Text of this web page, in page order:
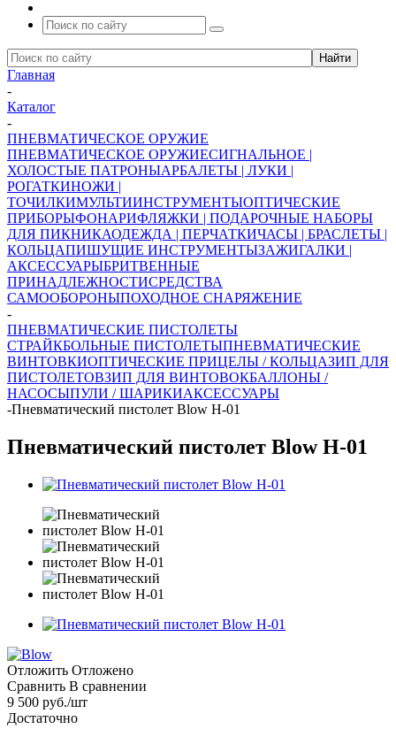
Главная
-
Каталог
-
ПНЕВМАТИЧЕСКОЕ ОРУЖИЕ
ПНЕВМАТИЧЕСКОЕ ОРУЖИЕСИГНАЛЬНОЕ |
ХОЛОСТЫЕ ПАТРОНЫАРБАЛЕТЫ | ЛУКИ |
РОГАТКИНОЖИ |
ТОЧИЛКИМУЛЬТИИНСТРУМЕНТЫОПТИЧЕСКИЕ
ПРИБОРЫФОНАРИФЛЯЖКИ | ПОДАРОЧНЫЕ НАБОРЫ
ДЛЯ ПИКНИКАОДЕЖДА | ПЕРЧАТКИЧАСЫ | БРАСЛЕТЫ |
КОЛЬЦАПИШУЩИЕ ИНСТРУМЕНТЫЗАЖИГАЛКИ |
АКСЕССУАРЫБРИТВЕННЫЕ
ПРИНАДЛЕЖНОСТИСРЕДСТВА
САМООБОРОНЫПОХОДНОЕ СНАРЯЖЕНИЕ
-
ПНЕВМАТИЧЕСКИЕ ПИСТОЛЕТЫ
СТРАЙКБОЛЬНЫЕ ПИСТОЛЕТЫПНЕВМАТИЧЕСКИЕ
ВИНТОВКИОПТИЧЕСКИЕ ПРИЦЕЛЫ / КОЛЬЦАЗИП ДЛЯ
ПИСТОЛЕТОВЗИП ДЛЯ ВИНТОВОКБАЛЛОНЫ /
НАСОСЫПУЛИ / ШАРИКИАКСЕССУАРЫ
-Пневматический пистолет Blow H-01
Пневматический пистолет Blow H-01
Отложить Отложено
Сравнить В сравнении
9 500 руб./шт
Достаточно